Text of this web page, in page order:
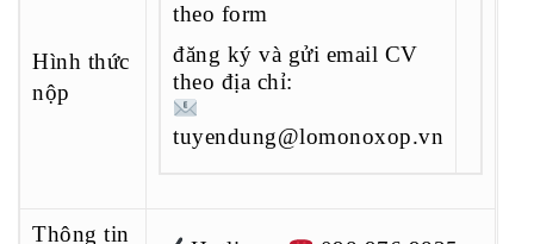
Hình thức
nộp
theo form
đăng ký và gửi email CV
theo địa chỉ:
tuyendung@lomonoxop.vn
Thông tin